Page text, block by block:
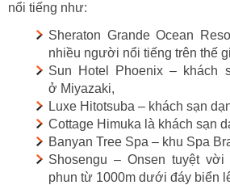
nổi tiếng như:
Sheraton Grande Ocean
nhiều người nổi tiếng trên thế
Sun Hotel Phoenix – khách
ở Miyazaki,
Luxe Hitotsuba – khách sạn
Cottage Himuka là khách sạn
Banyan Tree Spa – khu Spa
Shosengu – Onsen tuyệt
phun từ 1000m dưới đáy biển